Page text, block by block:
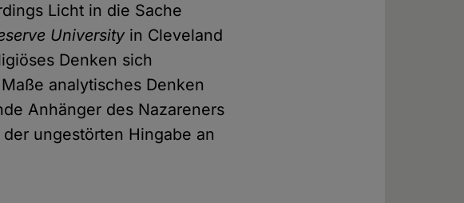
Licht in die Sache
Universityin Cleveland
Denken sich
analytisches Denken
Anhänger des Nazareners
ungestörten Hingabe an